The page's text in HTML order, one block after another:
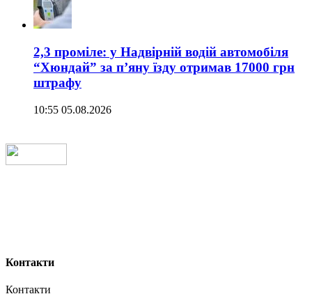
2,3 проміле: у Надвірній водій автомобіля
“Хюндай” за п’яну їзду отримав 17000 грн
штрафу
10:55 05.08.2026
Контакти
Контакти